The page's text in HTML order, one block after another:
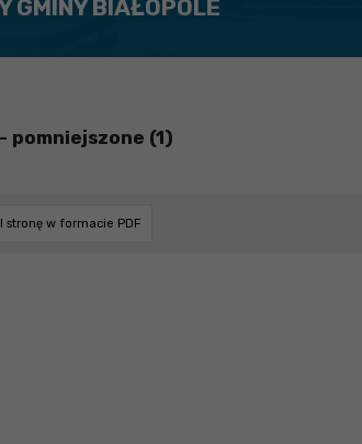
GMINY BIAŁOPOLE
pomniejszone (1)
stronę w formacie PDF